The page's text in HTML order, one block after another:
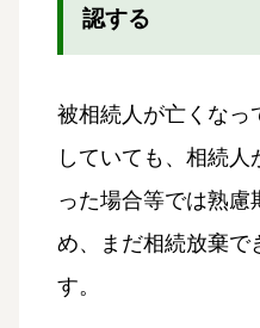
認する
被相続人が亡くなっ
していても、相続
った場合等では熟慮
め、まだ相続放棄で
す。